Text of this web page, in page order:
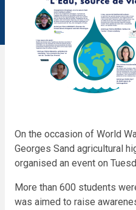
On the occasion of World
Georges Sand agricultural
organised an event on
More than 600 students
was aimed to raise